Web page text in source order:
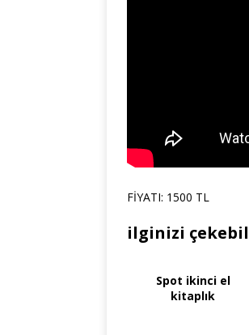
FİYATI: 1500 TL
ilginizi
Spot ikinci el
kitaplık